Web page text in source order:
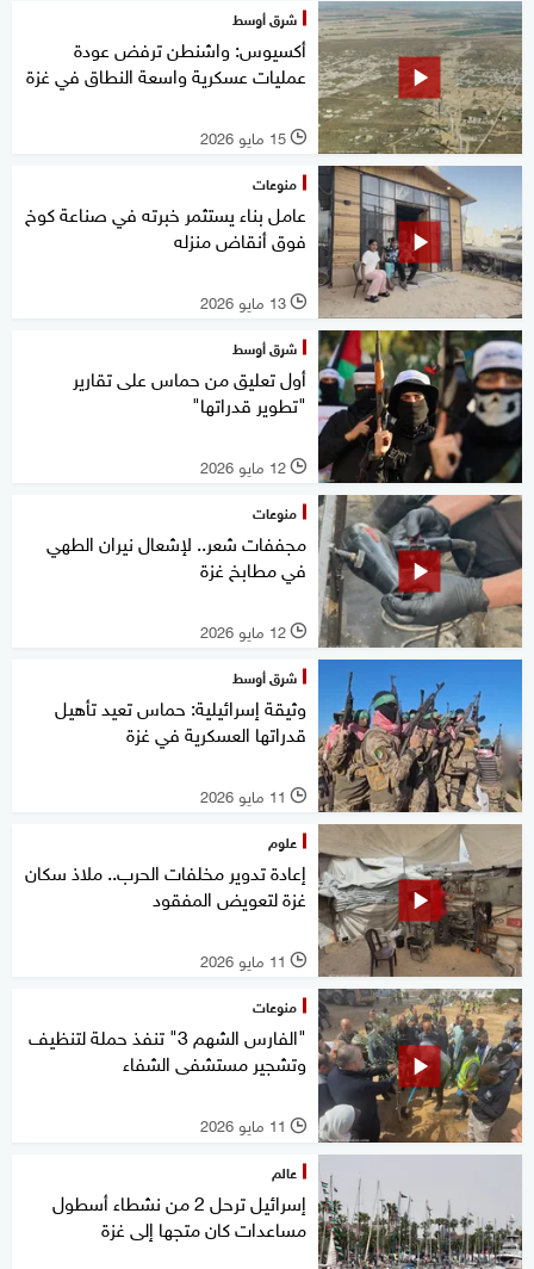
شرق أوسط
أكسيوس: واشنطن ترفض عودة
عمليات عسكرية واسعة النطاق في غزة
l 15 مايو 2026
منوعات
عامل بناء يستثمر خبرته في صناعة كوخ
فوق أنقاض منزله
l 13 مايو 2026
شرق أوسط
أول تعليق من حماس على تقارير
"تطوير قدراتها"
l 12 مايو 2026
منوعات
مجففات شعر.. لإشعال نيران الطهي
في مطابخ غزة
l 12 مايو 2026
شرق أوسط
وثيقة إسرائيلية: حماس تعيد تأهيل
قدراتها العسكرية في غزة
l 11 مايو 2026
علوم
إعادة تدوير مخلفات الحرب.. ملاذ سكان
غزة لتعويض المفقود
l 11 مايو 2026
منوعات
"الفارس الشهم 3" تنفذ حملة لتنظيف
وتشجير مستشفى الشفاء
l 11 مايو 2026
عالم
إسرائيل ترحل 2 من نشطاء أسطول
مساعدات كان متجها إلى غزة